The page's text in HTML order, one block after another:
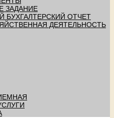
ЗАДАНИЕ
БУХГАЛТЕРСКИЙ ОТЧЕТ
ДЕЯТЕЛЬНОСТЬ